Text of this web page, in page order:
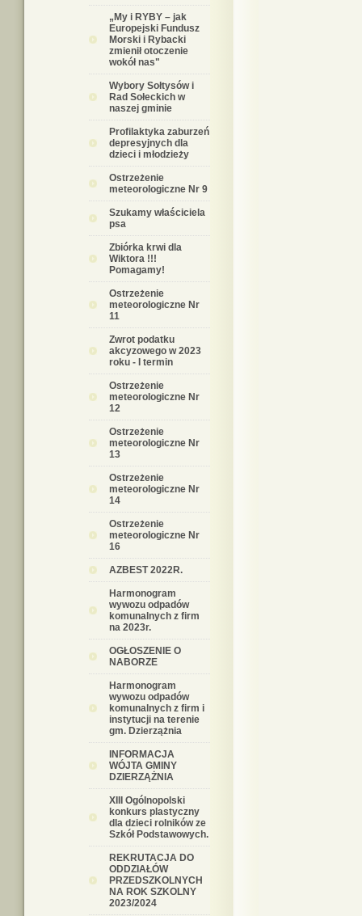
„My i RYBY – jak
Europejski Fundusz
Morski i Rybacki
zmienił otoczenie
wokół nas"
Wybory Sołtysów i
Rad Sołeckich w
naszej gminie
Profilaktyka zaburzeń
depresyjnych dla
dzieci i młodzieży
Ostrzeżenie
meteorologiczne Nr 9
Szukamy właściciela
psa
Zbiórka krwi dla
Wiktora !!!
Pomagamy!
Ostrzeżenie
meteorologiczne Nr
11
Zwrot podatku
akcyzowego w 2023
roku - I termin
Ostrzeżenie
meteorologiczne Nr
12
Ostrzeżenie
meteorologiczne Nr
13
Ostrzeżenie
meteorologiczne Nr
14
Ostrzeżenie
meteorologiczne Nr
16
AZBEST 2022R.
Harmonogram
wywozu odpadów
komunalnych z firm
na 2023r.
OGŁOSZENIE O
NABORZE
Harmonogram
wywozu odpadów
komunalnych z firm i
instytucji na terenie
gm. Dzierzążnia
INFORMACJA
WÓJTA GMINY
DZIERZĄŻNIA
XIII Ogólnopolski
konkurs plastyczny
dla dzieci rolników ze
Szkół Podstawowych.
REKRUTACJA DO
ODDZIAŁÓW
PRZEDSZKOLNYCH
NA ROK SZKOLNY
2023/2024